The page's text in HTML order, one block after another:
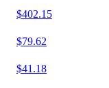
$402.15
$79.62
$41.18